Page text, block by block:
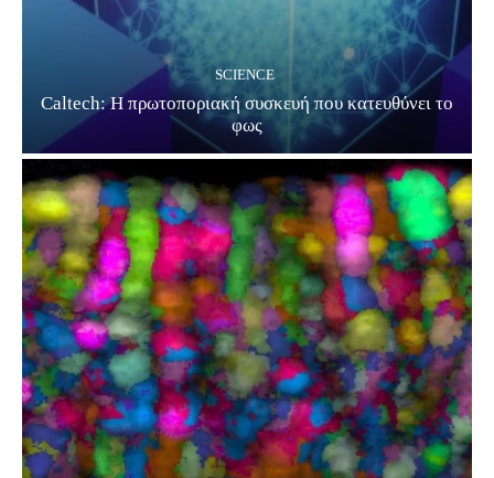
SCIENCE
Caltech: Η πρωτοποριακή συσκευή που κατευθύνει το
φως